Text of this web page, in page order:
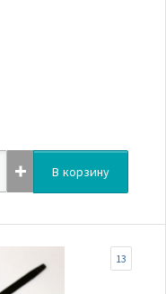
В корзину
13